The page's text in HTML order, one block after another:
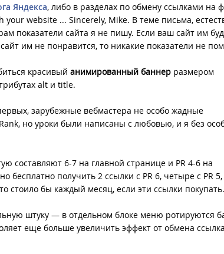
Яндекса, либо в разделах по обмену ссылками на
website ... Sincerely, Mike. В теме письма,
показатели сайта я не пишу. Если ваш сайт им
им не понравится, то никакие показатели не
красивый анимированный баннер размером
alt и title.
зарубежные вебмастера не особо жадные
но уроки были написаны с любовью, и я без
составляют 6-7 на главной странице и PR 4-6 на
бесплатно получить 2 ссылки с PR 6, четыре с PR 5,
стоило бы каждый месяц, если эти ссылки покупать.
штуку — в отдельном блоке меню ротируются
еще больше увеличить эффект от обмена